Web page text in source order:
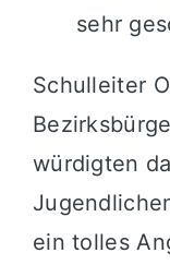
sehr
Schulleiter
würdigten
ein tolles